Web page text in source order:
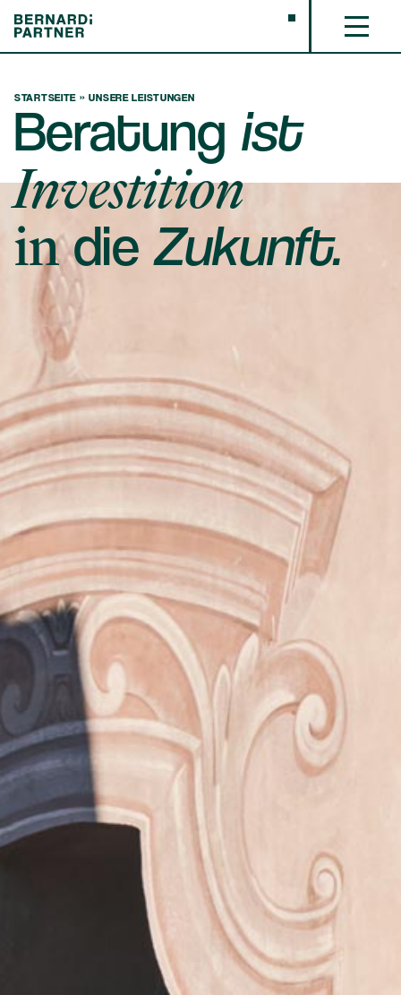
STARTSEITE »UNSERE LEISTUNGEN
Beratung ist
Investition
in die Zukunft.